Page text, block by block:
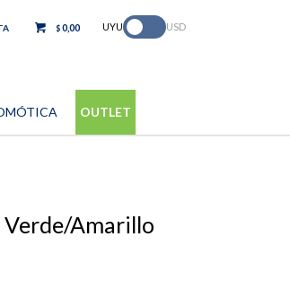
OUTLET
$0,00 UYU USD
Amarillo